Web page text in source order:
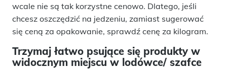
wcale nie są tak korzystne cenowo. Dlatego, jeśli
chcesz oszczędzić na jedzeniu, zamiast sugerować
się ceną za opakowanie, sprawdź cenę za kilogram.
Trzymaj łatwo psujące się produkty w
widocznym miejscu w lodówce/ szafce